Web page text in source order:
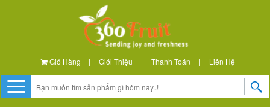
Giỏ Hàng | Giới Thiệu | Thanh Toán | Liên Hệ